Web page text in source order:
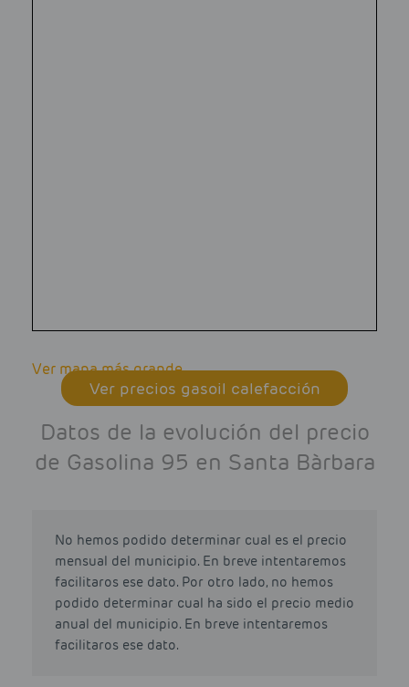
Ver mapa más grande
Ver precios gasoil calefacción
Datos de la evolución del precio
de Gasolina 95 en Santa Bàrbara
No hemos podido determinar cual es el precio
mensual del municipio. En breve intentaremos
facilitaros ese dato. Por otro lado, no hemos
podido determinar cual ha sido el precio medio
anual del municipio. En breve intentaremos
facilitaros ese dato.